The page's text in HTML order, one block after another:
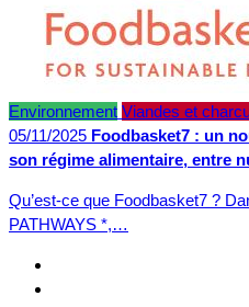
Environnement Viandes et
05/11/2025 Foodbasket7 : un
son régime alimentaire, entre
Qu’est-ce que Foodbasket7 ?
PATHWAYS *,…